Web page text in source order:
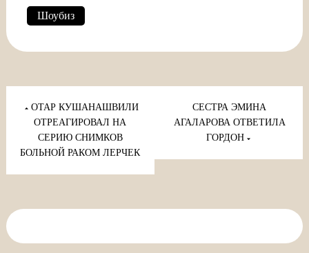
Шоубиз
Навигация
по
записям
ОТАР КУШАНАШВИЛИ
ОТРЕАГИРОВАЛ НА
СЕРИЮ СНИМКОВ
БОЛЬНОЙ РАКОМ ЛЕРЧЕК
СЕСТРА ЭМИНА
АГАЛАРОВА ОТВЕТИЛА
ГОРДОН